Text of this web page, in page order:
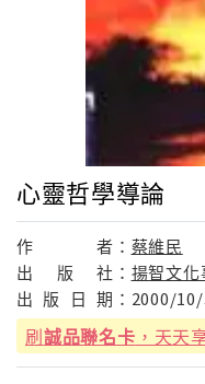
心靈哲學導論
作 者： 蔡維民
出
版 社： 揚智文
出 版 日 期： 2000/10/
刷誠品聯名卡 ，天天